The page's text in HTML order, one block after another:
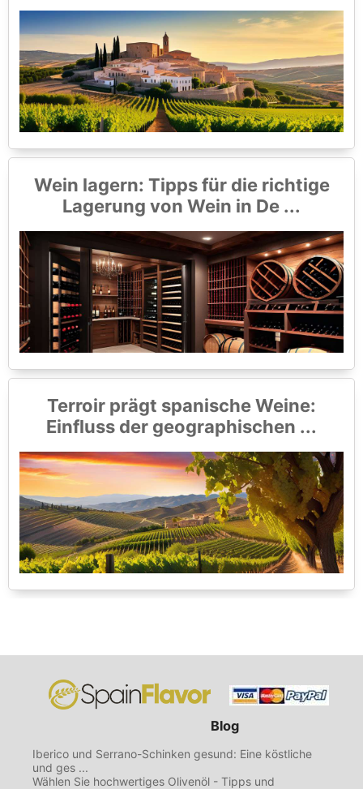
Wein lagern: Tipps für die richtige
Lagerung von Wein in De ...
Terroir prägt spanische Weine:
Einfluss der geographischen ...
Blog
Iberico und Serrano-Schinken gesund: Eine köstliche
und ges ...
Wählen Sie hochwertiges Olivenöl - Tipps und